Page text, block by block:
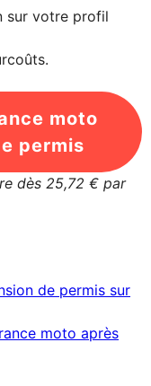
sur votre profil
moto
permis
dès 25,72 € par
de permis sur
moto après